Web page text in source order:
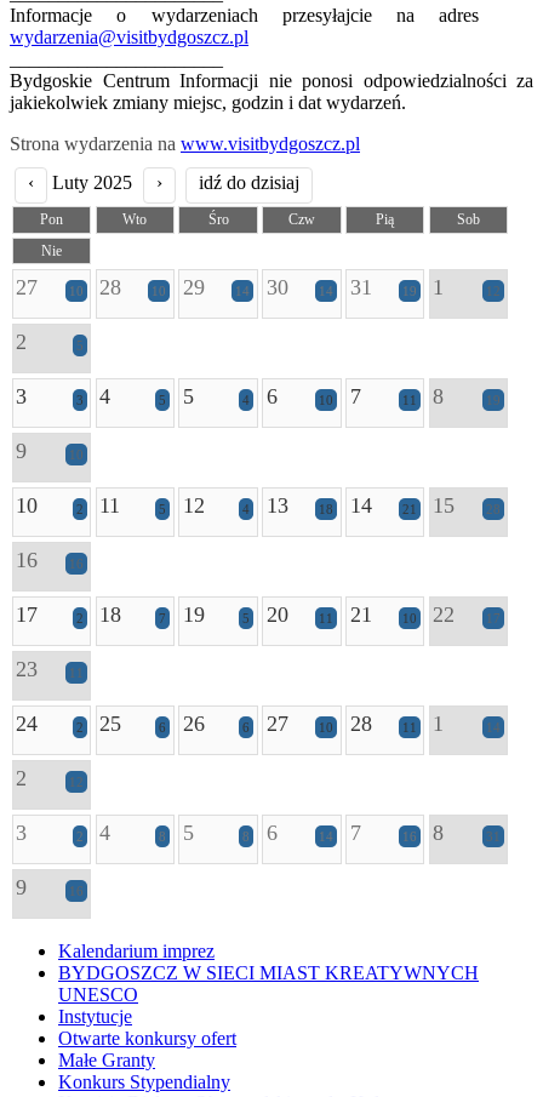
Informacje o wydarzeniach przesyłajcie na adres
wydarzenia@visitbydgoszcz.pl
Bydgoskie Centrum Informacji nie ponosi odpowiedzialności za
jakiekolwiek zmiany miejsc, godzin i dat wydarzeń.
Strona wydarzenia na www.visitbydgoszcz.pl
‹
Luty 2025 › idź do dzisiaj
Pon Wto Śro Czw Pią
Sob
Nie
27 10 28 10 29 14 30 14 31 19 1 12
2 5
3 3 4 5 5 4 6 10 7 11 8 19
9 10
10 2 11 5 12 4 13 18 14 21 15 28
16 16
17 2 18 7 19 5 20 11 21 10 22 17
23 11
24 2 25 6 26 6 27 10 28 11 1 14
2 12
3 2 4 8 5 8 6 14 7 16 8 31
9 16
Kalendarium imprez
BYDGOSZCZ W SIECI MIAST KREATYWNYCH
UNESCO
Instytucje
Otwarte konkursy ofert
Małe Granty
Konkurs Stypendialny